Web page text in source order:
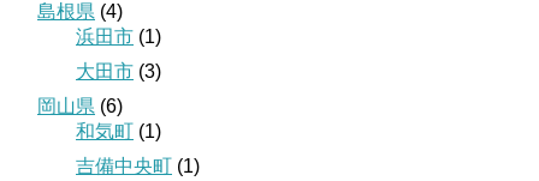
島根県 (4)
浜田市 (1)
大田市 (3)
岡山県 (6)
和気町 (1)
吉備中央町 (1)